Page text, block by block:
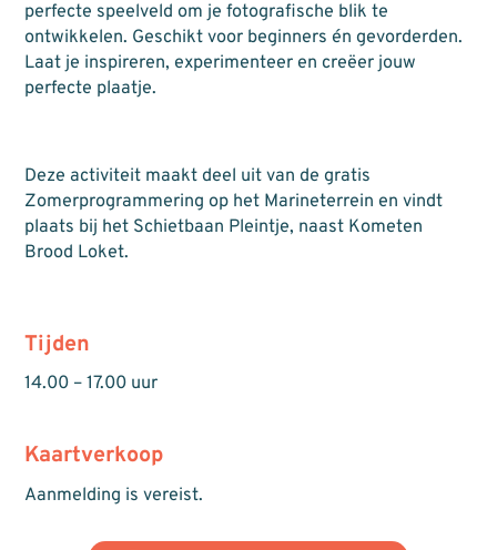
perfecte speelveld om je fotografische blik te
ontwikkelen. Geschikt voor beginners én gevorderden.
Laat je inspireren, experimenteer en creëer jouw
perfecte plaatje.
Deze activiteit maakt deel uit van de gratis
Zomerprogrammering op het Marineterrein en vindt
plaats bij het Schietbaan Pleintje, naast Kometen
Brood Loket.
Tijden
14.00 – 17.00 uur
Kaartverkoop
Aanmelding is vereist.